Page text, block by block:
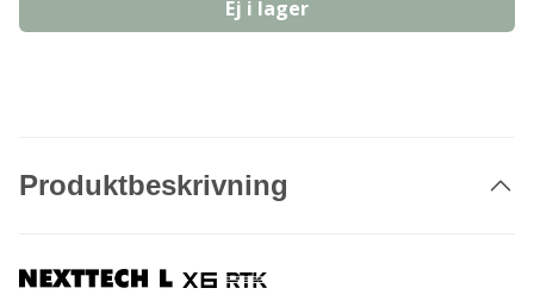
Ej i lager
Produktbeskrivning